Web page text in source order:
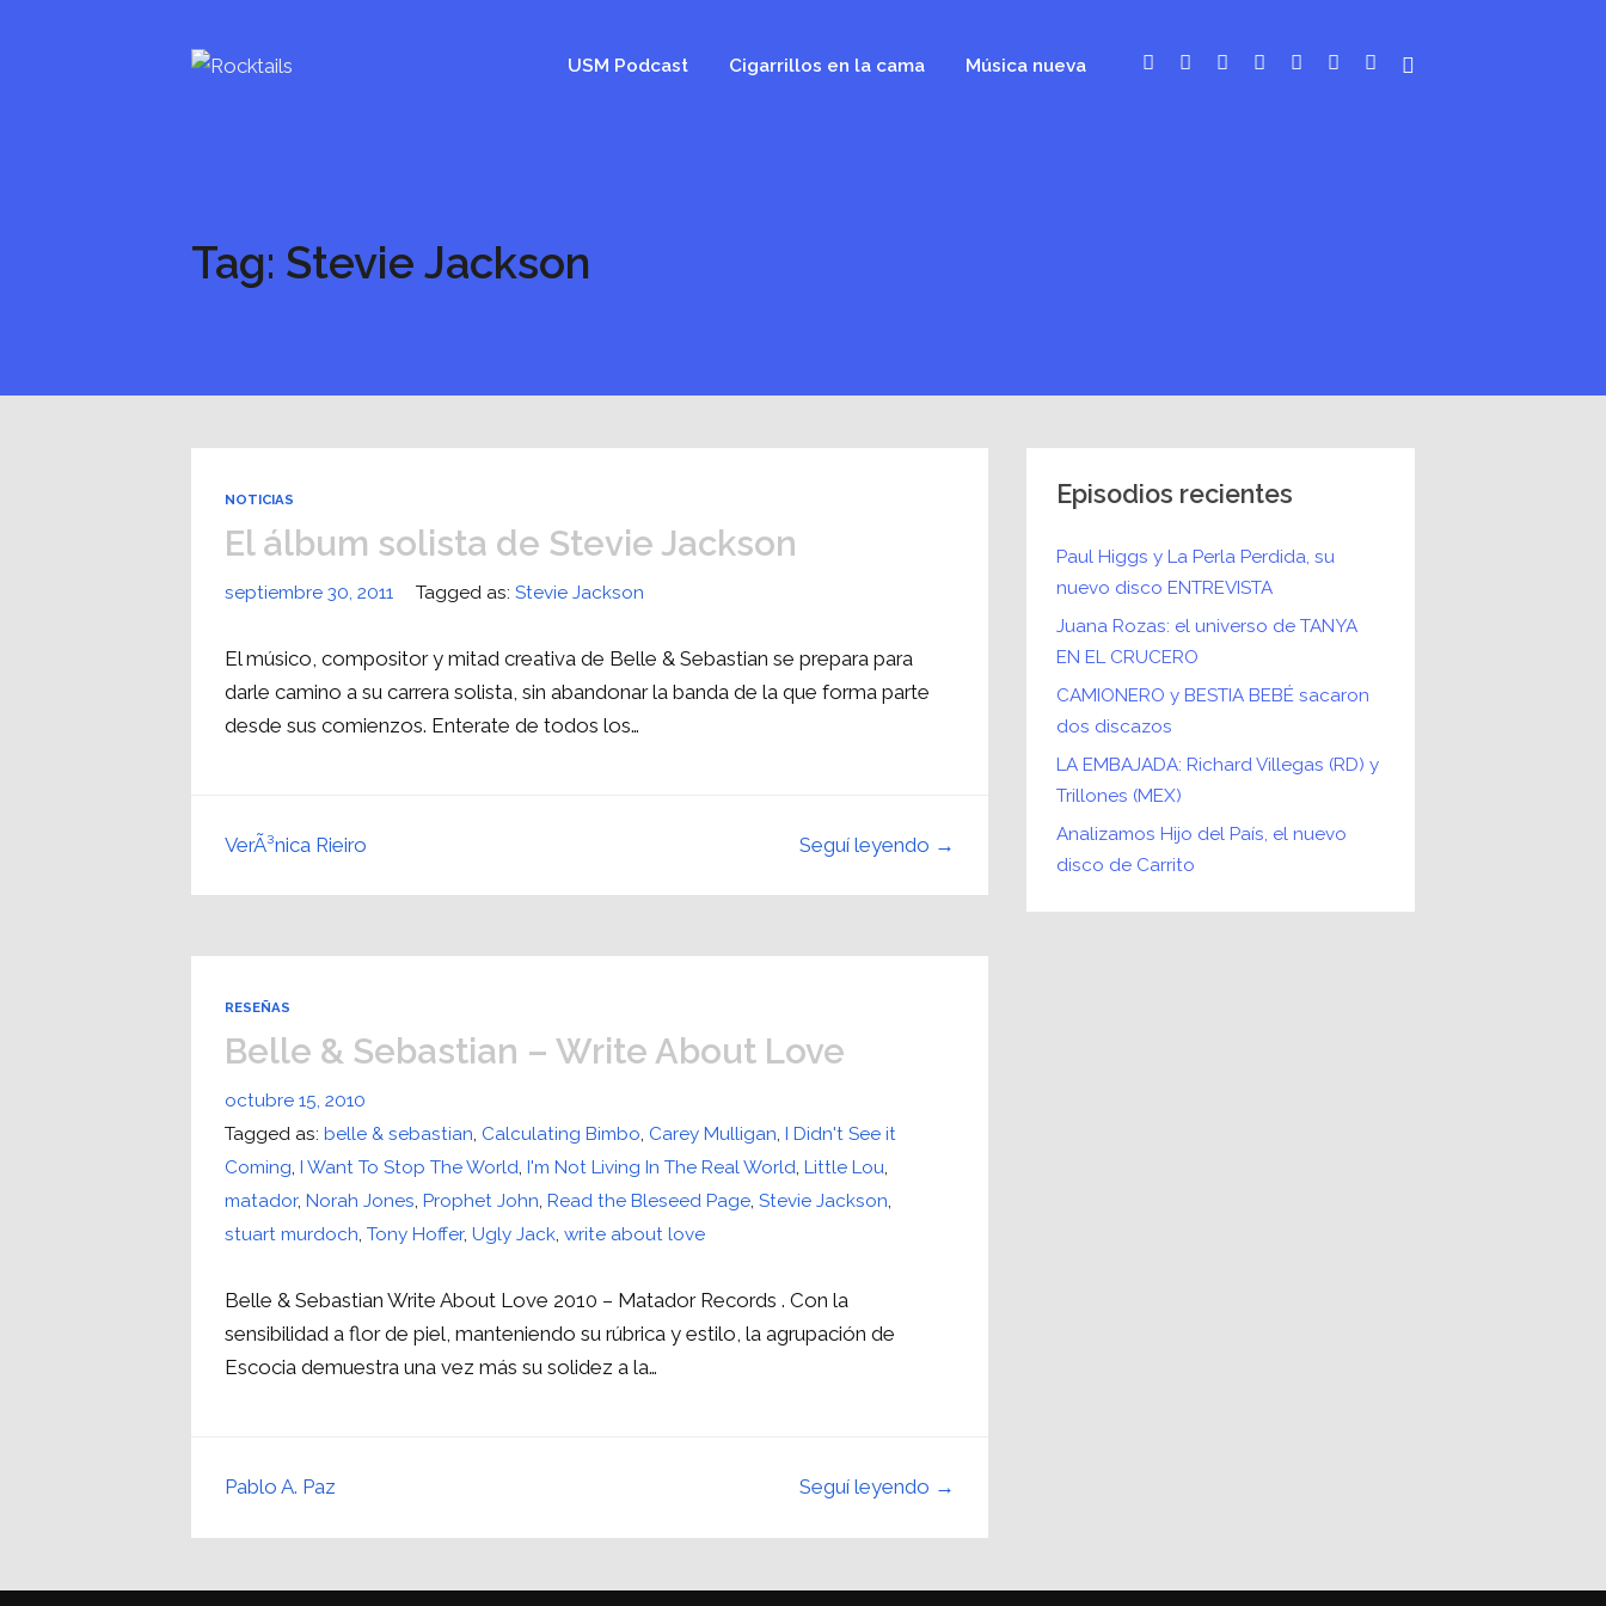
USM Podcast Cigarrillos en la cama Música nueva
Tag: Stevie Jackson
NOTICIAS
El álbum solista de Stevie Jackson
septiembre 30, 2011 Tagged as:Stevie Jackson
El músico, compositor y mitad creativa de Belle & Sebastian se prepara para
darle camino a su carrera solista, sin abandonar la banda de la que forma parte
desde sus comienzos. Enterate de todos los…
Seguí leyendo →
VerÃ³nica Rieiro
RESEÑAS
Belle & Sebastian – Write About Love
octubre 15, 2010
Tagged as:belle & sebastian, Calculating Bimbo, Carey Mulligan,I Didn't See it
Coming,I Want To Stop The World,I'm Not Living In The Real World,Little Lou,
matador,Norah Jones,Prophet John,Read the Bleseed Page,Stevie Jackson,
stuart murdoch,Tony Hoffer,Ugly Jack,write about love
Belle & Sebastian Write About Love 2010 – Matador Records . Con la
sensibilidad a flor de piel, manteniendo su rúbrica y estilo, la agrupación de
Escocia demuestra una vez más su solidez a la…
Seguí leyendo →
Pablo A. Paz
Episodios recientes
Paul Higgs y La Perla Perdida, su
nuevo disco ENTREVISTA
Juana Rozas: el universo de TANYA
EN EL CRUCERO
CAMIONERO y BESTIA BEBÉ sacaron
dos discazos
LA EMBAJADA: Richard Villegas (RD) y
Trillones (MEX)
Analizamos Hijo del País, el nuevo
disco de Carrito